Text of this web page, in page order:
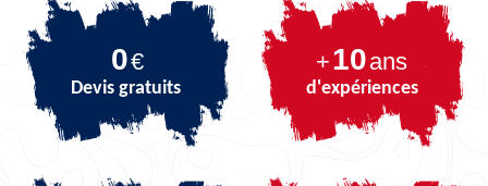
0€
Devis gratuits
+10ans
d'expériences